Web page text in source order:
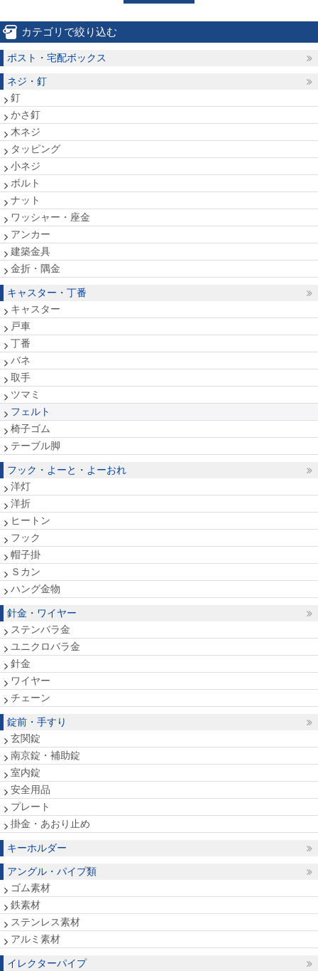
カテゴリで絞り込む
ポスト・宅配ボックス
ネジ・釘
釘
かさ釘
木ネジ
タッピング
小ネジ
ボルト
ナット
ワッシャー・座金
アンカー
建築金具
金折・隅金
キャスター・丁番
キャスター
戸車
丁番
バネ
取手
ツマミ
フェルト
椅子ゴム
テーブル脚
フック・よーと・よーおれ
洋灯
洋折
ヒートン
フック
帽子掛
Ｓカン
ハング金物
針金・ワイヤー
ステンバラ金
ユニクロバラ金
針金
ワイヤー
チェーン
錠前・手すり
玄関錠
南京錠・補助錠
室内錠
安全用品
プレート
掛金・あおり止め
キーホルダー
アングル・パイプ類
ゴム素材
鉄素材
ステンレス素材
アルミ素材
イレクターパイプ